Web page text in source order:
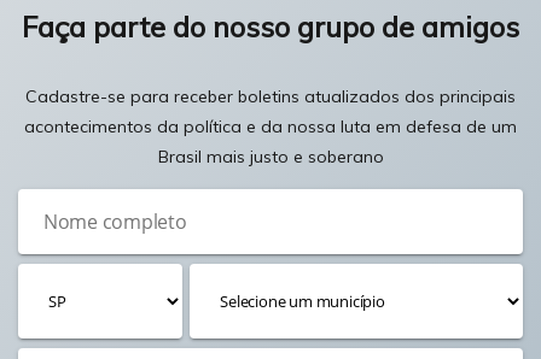
Faça parte do nosso grupo de amigos
Cadastre-se para receber boletins atualizados dos principais
acontecimentos da política e da nossa luta em defesa de um
Brasil mais justo e soberano